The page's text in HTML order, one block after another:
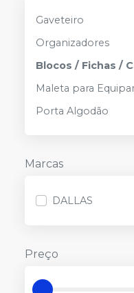
Gaveteiro
Organizadores
Blocos / Fichas /
Maleta para
Porta Algodão
Marcas
DALLAS
Preço